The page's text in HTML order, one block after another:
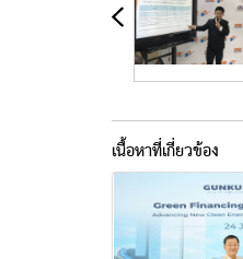
เนื้อหาที่เกี่ยวข้อง